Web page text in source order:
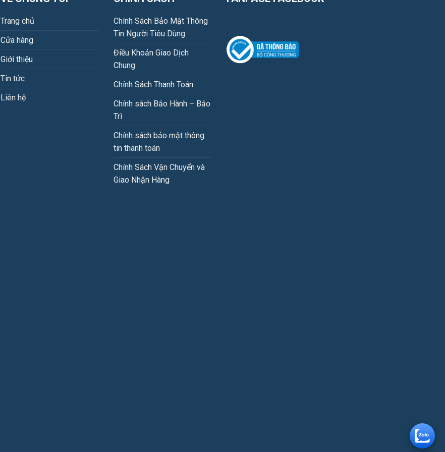
Trang chủ
Cửa hàng
Giới thiệu
Tin tức
Liên hệ
Chính Sách Bảo Mật Thông
Tin Người Tiêu Dùng
Điều Khoản Giao Dịch
Chung
Chính Sách Thanh Toán
Chính sách Bảo Hành – Bảo
Trì
Chính sách bảo mật thông
tin thanh toán
Chính Sách Vận Chuyển và
Giao Nhận Hàng